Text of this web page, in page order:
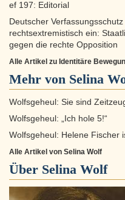
ef 197: Editorial
Deutscher
rechtsextremistisch ein:
gegen die rechte Opposition
Alle Artikel zu Identitäre
Mehr von Selina
Wolfsgeheul: Sie sind
Wolfsgeheul: „Ich hole 5!“
Wolfsgeheul: Helene Fischer
Alle Artikel von Selina Wolf
Über Selina Wolf